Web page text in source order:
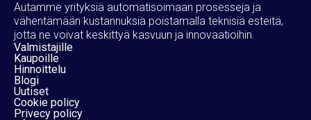
Autamme yrityksiä automatisoimaan prosesseja ja
vähentämään kustannuksia poistamalla teknisiä esteitä,
jotta ne voivat keskittyä kasvuun ja innovaatioihin.
Valmistajille
Kaupoille
Hinnoittelu
Blogi
Uutiset
Cookie policy
Privecy policy